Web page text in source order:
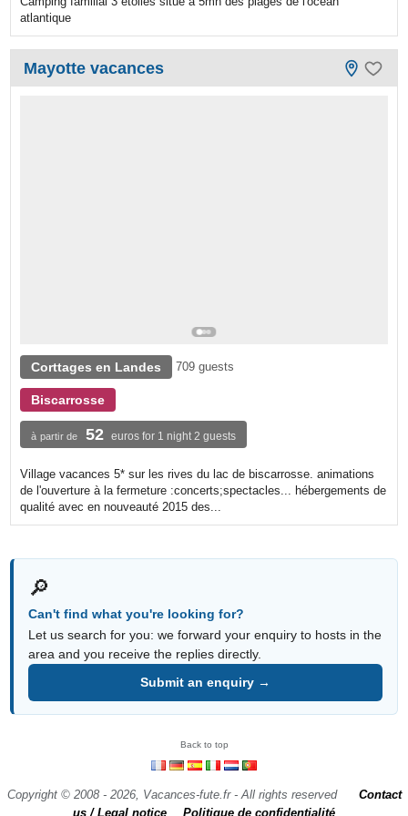
atlantique
Mayotte vacances
Corttages en Landes 709 guests
Biscarrosse
à partir de 52 euros for 1 night 2 guests
Village vacances 5* sur les rives du lac de biscarrosse. animations
de l'ouverture à la fermeture :concerts;spectacles... hébergements de
qualité avec en nouveauté 2015 des...
🔎
Can't find what you're looking for?
Let us search for you: we forward your enquiry to hosts in the
area and you receive the replies directly.
Submit an enquiry →
Back to top
Copyright © 2008 - 2026, Vacances-fute.fr - All rights reserved
Contact
us / Legal notice
Politique de confidentialité